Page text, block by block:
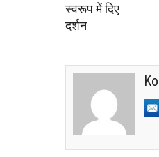
स्वरूप में दिए
दर्शन